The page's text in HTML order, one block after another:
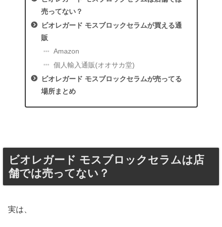
売ってない？
ビオレガード モスブロックセラムが買える通
販
Amazon
個人輸入通販(オオサカ堂)
ビオレガード モスブロックセラムが売ってる
場所まとめ
ビオレガード モスブロックセラムは店
舗では売ってない？
実は、